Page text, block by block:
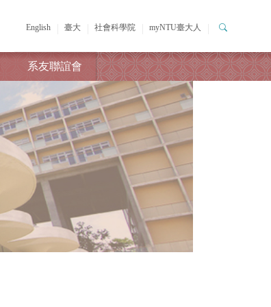
English 臺大 社會科學院 myNTU臺大人
系友聯誼會